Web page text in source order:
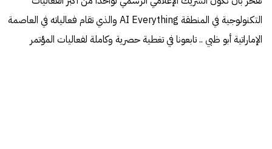
التكنولوجية في المنطقة AI Everything والذي تقام فعالياته في العاصمة
الإماراتية أبو ظبي .. تابعونا في تغطية حصرية وكاملة لفعاليات المؤتمر